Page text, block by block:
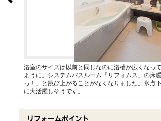
浴室のサイズは以前と同じなのに浴槽が広くなっ
ように。システムバスルーム「リフォムス」の床
っ！」と跳び上がることがなくなりました。氷点
に大活躍しそうです。